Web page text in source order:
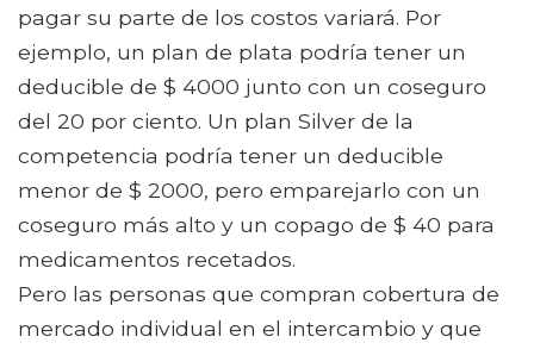
pagar su parte de los costos variará. Por
ejemplo, un plan de plata podría tener un
deducible de $ 4000 junto con un coseguro
del 20 por ciento. Un plan Silver de la
competencia podría tener un deducible
menor de $ 2000, pero emparejarlo con un
coseguro más alto y un copago de $ 40 para
medicamentos recetados.
Pero las personas que compran cobertura de
mercado individual en el intercambio y que